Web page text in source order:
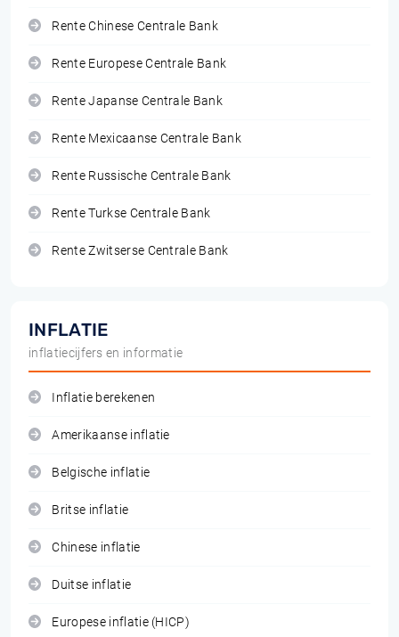
Rente Chinese Centrale Bank
Rente Europese Centrale Bank
Rente Japanse Centrale Bank
Rente Mexicaanse Centrale Bank
Rente Russische Centrale Bank
Rente Turkse Centrale Bank
Rente Zwitserse Centrale Bank
INFLATIE
inflatiecijfers en informatie
Inflatie berekenen
Amerikaanse inflatie
Belgische inflatie
Britse inflatie
Chinese inflatie
Duitse inflatie
Europese inflatie (HICP)